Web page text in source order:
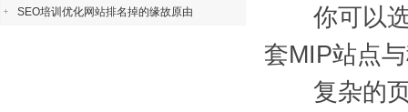
你可以选
套MIP站点
复杂的页
SEO培训优化网站排名掉的缘故原由